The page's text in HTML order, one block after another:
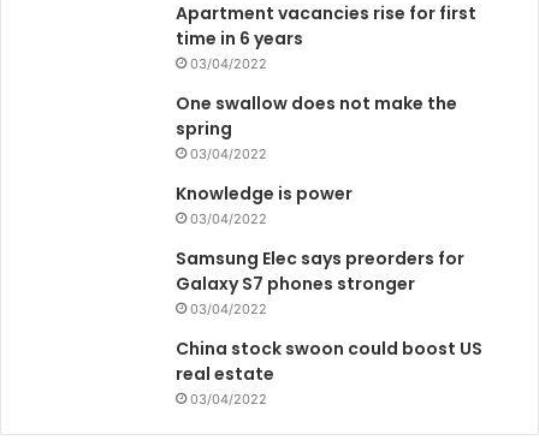
Apartment vacancies rise for first
time in 6 years
03/04/2022
One swallow does not make the
spring
03/04/2022
Knowledge is power
03/04/2022
Samsung Elec says preorders for
Galaxy S7 phones stronger
03/04/2022
China stock swoon could boost US
real estate
03/04/2022